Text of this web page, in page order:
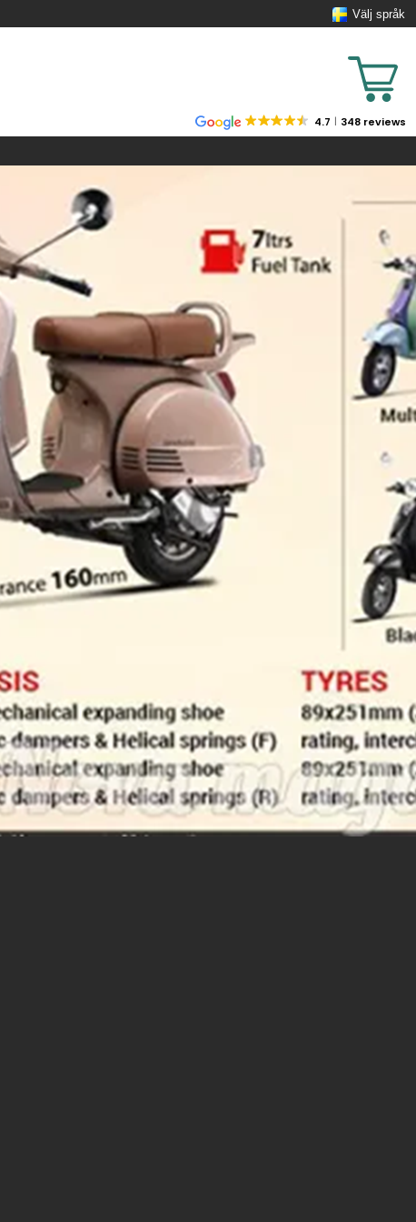
Välj språk
4.7 348 reviews